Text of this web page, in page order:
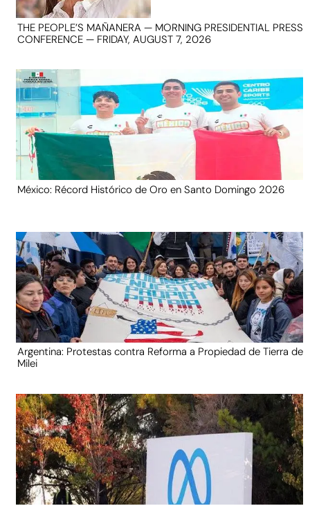
THE PEOPLE’S MAÑANERA — MORNING PRESIDENTIAL PRESS
CONFERENCE — FRIDAY, AUGUST 7, 2026
México: Récord Histórico de Oro en Santo Domingo 2026
Argentina: Protestas contra Reforma a Propiedad de Tierra de
Milei